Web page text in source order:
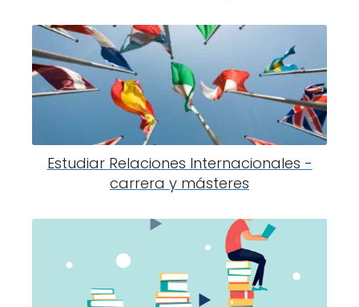
Estudiar Relaciones Internacionales -
carrera y másteres